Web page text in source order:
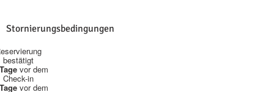
Stornierungsbedingungen
bestätigt
vor dem
Check-in
vor dem